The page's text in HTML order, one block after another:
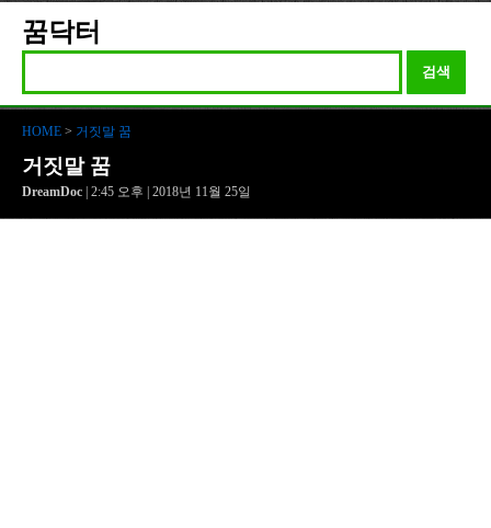
꿈닥터
검색
HOME > 거짓말 꿈
거짓말 꿈
DreamDoc | 2:45 오후 | 2018년 11월 25일